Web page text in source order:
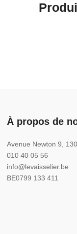
À propos de
Avenue Newton 9,
010 40 05 56
info@levaisselier.be
BE0799 133 411